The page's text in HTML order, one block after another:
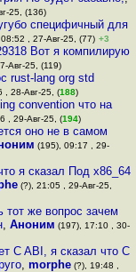
25, (136)
специфичный для
, 27-Авг-25, (77) +3
Вот я компилирую
Авг-25, (119)
rust-lang org std
, 28-Авг-25, (188)
convention что на
, 29-Авг-25, (194)
оно не в самом
(195), 09:17 , 29-
я сказал Под x86_64
(?), 21:05 , 29-Авг-25,
тот же вопрос зачем
, Аноним (197), 17:10 , 30-
C ABI, я сказал что C
, morphe(?), 19:48 ,